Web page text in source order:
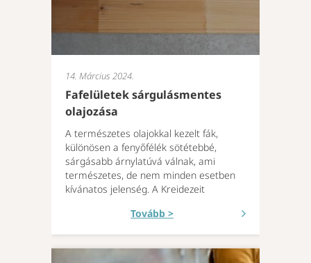
14. Március 2024.
Fafelületek sárgulásmentes
olajozása
A természetes olajokkal kezelt fák,
különösen a fenyőfélék sötétebbé,
sárgásabb árnylatúvá válnak, ami
természetes, de nem minden esetben
kívánatos jelenség. A Kreidezeit
Tovább >